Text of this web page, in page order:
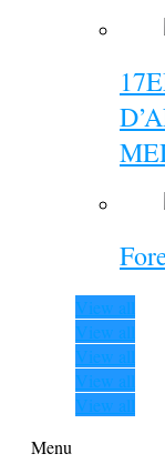
View all
View all
View all
View all
View all
Menu